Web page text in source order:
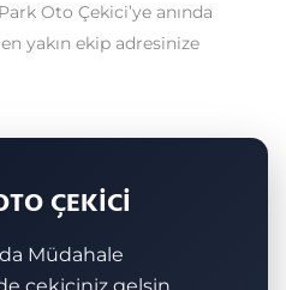
Oto Çekici’ye anında
yakın ekip adresinize
ÇEKİCİ
Müdahale